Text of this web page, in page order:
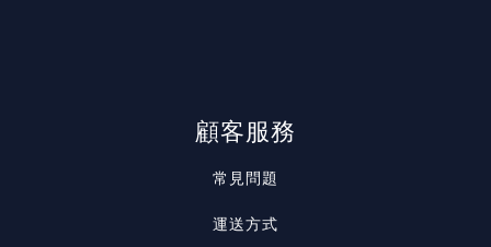
顧客服務
常見問題
運送方式